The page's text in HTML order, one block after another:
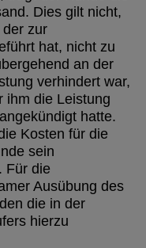
Dies gilt nicht,
zur
hat, nicht zu
an der
verhindert war,
ihm die Leistung
hatte.
Kosten für die
sein
Für die
Ausübung des
die in der
hierzu